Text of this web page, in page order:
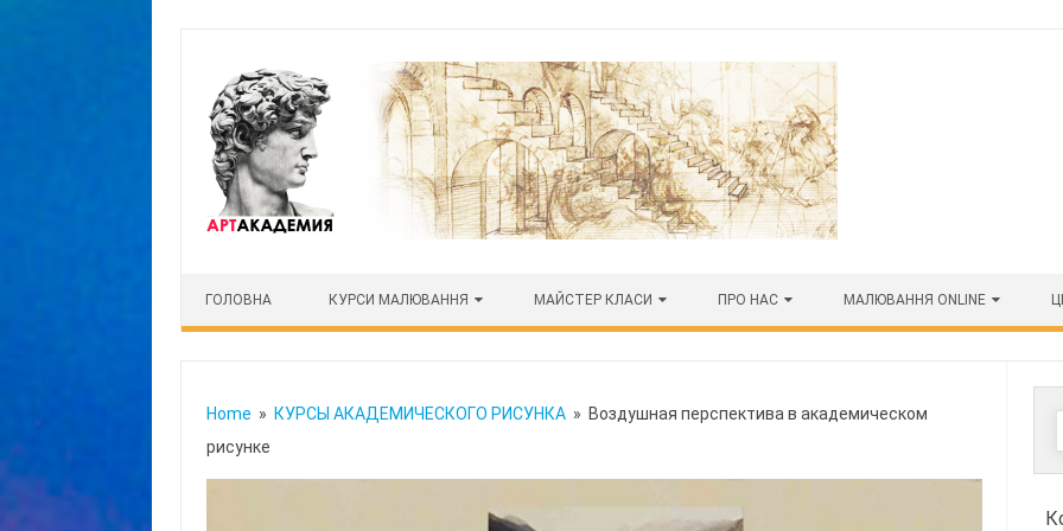
ГОЛОВНА КУРСИ МАЛЮВАННЯ МАЙСТЕР КЛАСИ ПРО НАС МАЛЮВАННЯ ONLINE
Home » КУРСЫ АКАДЕМИЧЕСКОГО РИСУНКА» Воздушная перспектива в академическом
рисунке